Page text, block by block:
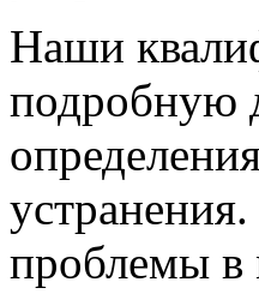
Наши
подробную
проблемы в